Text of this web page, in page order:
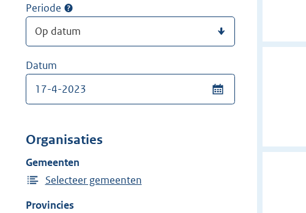
Periode
Datum
Organisaties
Gemeenten
Selecteer gemeenten
Provincies